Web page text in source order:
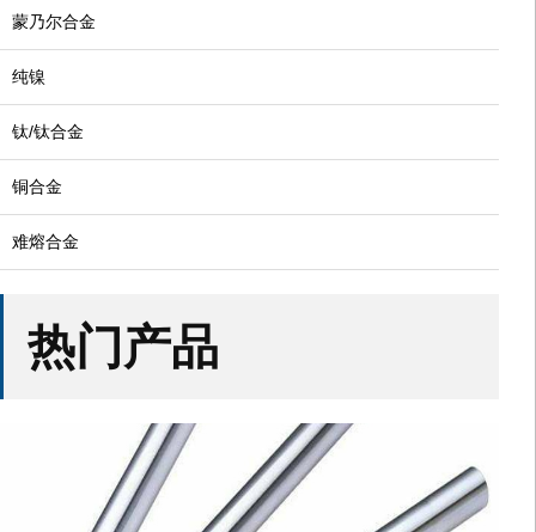
蒙乃尔合金
纯镍
钛/钛合金
铜合金
难熔合金
热门产品